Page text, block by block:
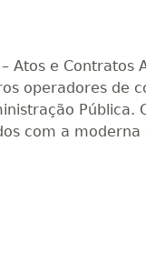
Atos e Contratos
operadores de
Pública.
com a moderna